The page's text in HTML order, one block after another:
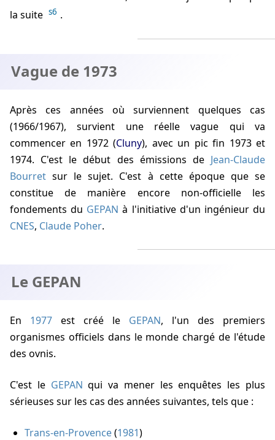
la suite s6 .
Vague de 1973
Après ces années où surviennent quelques cas
(1966/1967), survient une réelle vague qui va
commencer en 1972 (Cluny), avec un pic fin 1973 et
1974. C'est le début des émissions de Jean-Claude
Bourret sur le sujet. C'est à cette époque que se
constitue de manière encore non-officielle les
fondements du GEPAN à l'initiative d'un ingénieur du
CNES, Claude Poher.
Le GEPAN
En 1977 est créé le GEPAN, l'un des premiers
organismes officiels dans le monde chargé de l'étude
des ovnis.
C'est le GEPAN qui va mener les enquêtes les plus
sérieuses sur les cas des années suivantes, tels que :
Trans-en-Provence(1981)